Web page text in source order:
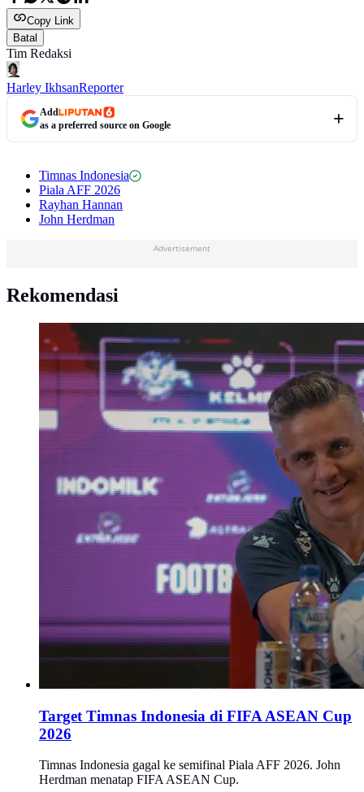
Copy Link
Batal
Tim Redaksi
Harley IkhsanReporter
Add
as a preferred source on Google
Timnas Indonesia
Piala AFF 2026
Rayhan Hannan
John Herdman
Advertisement
Rekomendasi
Target Timnas Indonesia di FIFA ASEAN Cup
2026
Timnas Indonesia gagal ke semifinal Piala AFF 2026. John
Herdman menatap FIFA ASEAN Cup.